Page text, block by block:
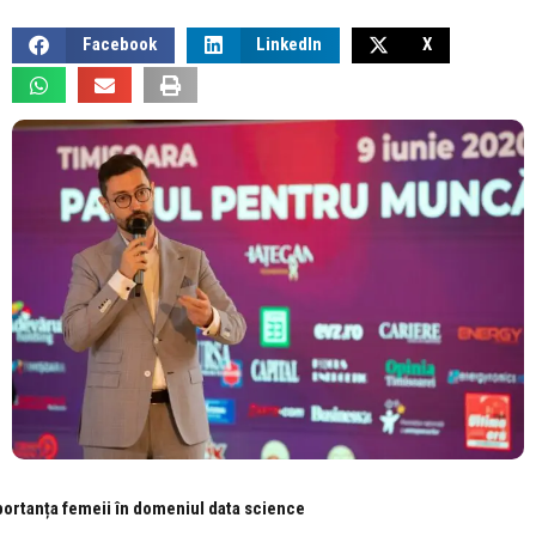
Facebook LinkedIn X
femeii în domeniul data science